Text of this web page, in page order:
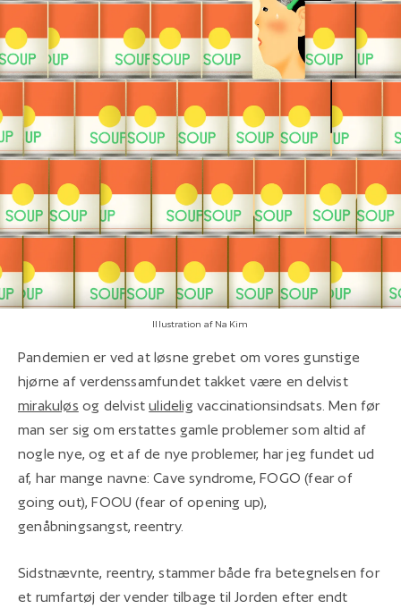
Illustration af Na Kim
Pandemien er ved at løsne grebet om vores gunstige
hjørne af verdenssamfundet takket være en delvist
mirakuløs og delvistulidelig vaccinationsindsats. Men før
man ser sig om erstattes gamle problemer som altid af
nogle nye, og et af de nye problemer, har jeg fundet ud
af, har mange navne: Cave syndrome, FOGO (fear of
going out), FOOU (fear of opening up),
genåbningsangst, reentry.
Sidstnævnte, reentry, stammer både fra betegnelsen for
et rumfartøj der vender tilbage til Jorden efter endt